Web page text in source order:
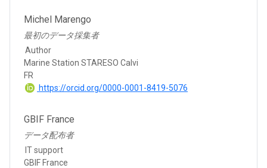
Michel Marengo
最初のデータ採集者
Author
Marine Station STARESO Calvi
FR
https://orcid.org/0000-0001-8419-5076
GBIF France
データ配布者
IT support
GBIF France